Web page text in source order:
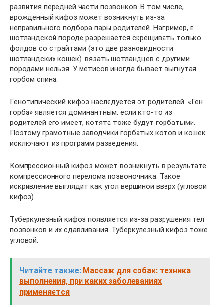
развития передней части позвонков. В том числе,
врожденный кифоз может возникнуть из-за
неправильного подбора пары родителей. Например, в
шотландской породе разрешается скрещивать только
фолдов со страйтами (это две разновидности
шотландских кошек): вязать шотландцев с другими
породами нельзя. У метисов иногда бывает выгнутая
горбом спина.
Генотипический кифоз наследуется от родителей. «Ген
горба» является доминантным: если кто-то из
родителей его имеет, котята тоже будут горбатыми.
Поэтому грамотные заводчики горбатых котов и кошек
исключают из программ разведения.
Компрессионный кифоз может возникнуть в результате
компрессионного перелома позвоночника. Такое
искривление выглядит как угол вершиной вверх (угловой
кифоз).
Туберкулезный кифоз появляется из-за разрушения тел
позвонков и их сдавливания. Туберкулезный кифоз тоже
угловой.
Читайте также: Массаж для собак: техника
выполнения, при каких заболеваниях
применяется